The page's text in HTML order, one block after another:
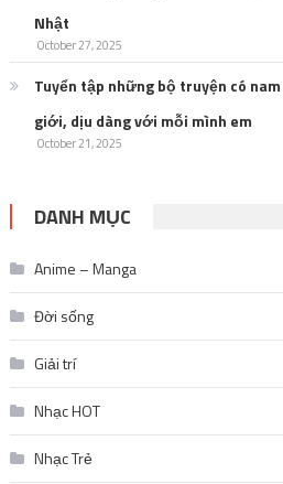
Nhật
October 27, 2025
Tuyển tập những bộ truyện có
giới, dịu dàng với mỗi mình em
October 21, 2025
DANH MỤC
Anime – Manga
Đời sống
Giải trí
Nhạc HOT
Nhạc Trẻ